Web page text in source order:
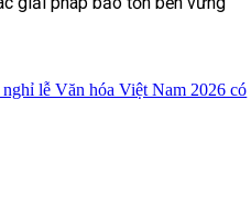
lễ Văn hóa Việt Nam 2026 có